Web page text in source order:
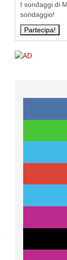
I sondaggi di
sondaggio!